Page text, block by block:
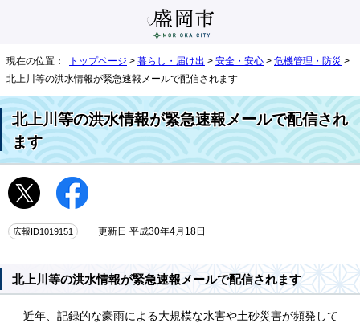
現在の位置： トップページ > 暮らし・届け出 > 安全・安心 > 危機管理・防災 >
北上川等の洪水情報が緊急速報メールで配信されます
北上川等の洪水情報が緊急速報メールで配信され
ます
広報ID1019151 更新日 平成30年4月18日
北上川等の洪水情報が緊急速報メールで配信されます
近年、記録的な豪雨による大規模な水害や土砂災害が頻発して